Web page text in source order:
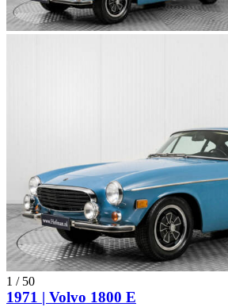
1 / 50
1971 | Volvo 1800 E